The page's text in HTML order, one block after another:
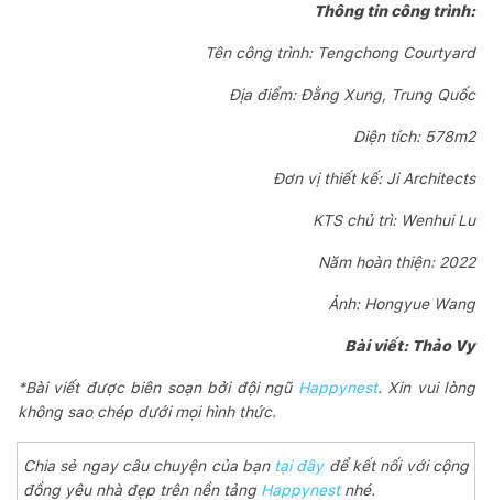
Thông tin công trình:
Tên công trình: Tengchong Courtyard
Địa điểm: Đằng Xung, Trung Quốc
Diện tích: 578m2
Đơn vị thiết kế: Ji Architects
KTS chủ trì: Wenhui Lu
Năm hoàn thiện: 2022
Ảnh: Hongyue Wang
Bài viết: Thảo Vy
*Bài viết được biên soạn bởi đội ngũ Happynest. Xin vui lòng
không sao chép dưới mọi hình thức.
Chia sẻ ngay câu chuyện của bạn tại đâyđể kết nối với cộng
đồng yêu nhà đẹp trên nền tảng Happynestnhé.